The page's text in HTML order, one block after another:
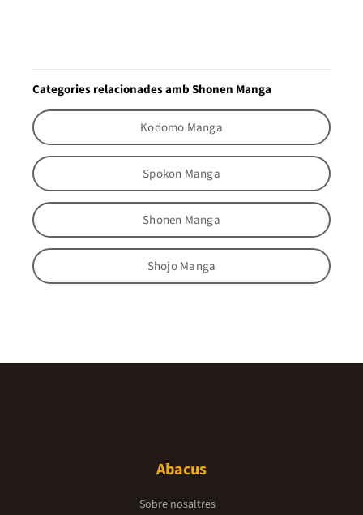
Categories relacionades amb Shonen Manga
Kodomo Manga
Spokon Manga
Shonen Manga
Shojo Manga
Abacus
Sobre nosaltres